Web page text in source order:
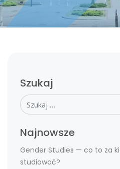
Szukaj
Szukaj
Najnowsze
Gender Studies — co to za
studiować?